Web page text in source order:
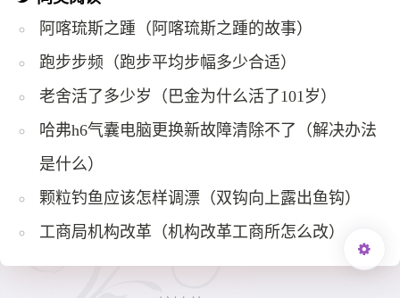
阿喀琉斯之踵（阿喀琉斯之踵的故事）
跑步步频（跑步平均步幅多少合适）
老舍活了多少岁（巴金为什么活了101岁）
哈弗h6气囊电脑更换新故障清除不了（解决办法
是什么）
颗粒钓鱼应该怎样调漂（双钩向上露出鱼钩）
工商局机构改革（机构改革工商所怎么改）